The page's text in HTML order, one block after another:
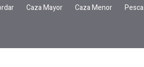
Caza Mayor Caza Menor Pesca